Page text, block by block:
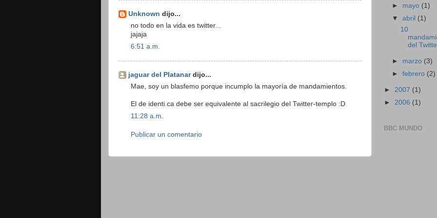
Unknown dijo...
no todo en la vida es twitter...
jajaja
6:51 a.m.
jaguar del Platanardijo...
Mae, soy un blasfemo porque incumplo la mayoría de mandamientos.
El de identi.ca debe ser equivalente al sacrilegio del Twitter-templo :D
11:28 a.m.
Publicar un comentario
► mayo (1)
▼abril (1)
10
del
► marzo (3)
►febrero (2)
► 2007 (1)
► 2006 (1)
BBC MUNDO